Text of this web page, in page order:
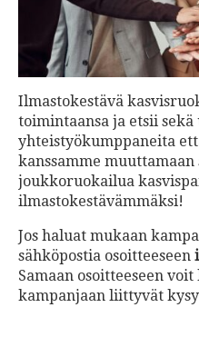
Ilmastokestävä
toimintaansa ja etsii sekä
yhteistyökumppaneita
kanssamme muuttamaan
joukkoruokailua
ilmastokestävämmäksi!
Jos haluat mukaan
sähköpostia osoitteeseen
Samaan osoitteeseen
kampanjaan liittyvät